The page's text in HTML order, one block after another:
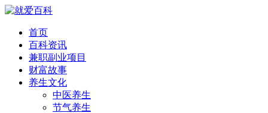
首页
百科资讯
兼职副业项目
财富故事
养生文化
中医养生
节气养生